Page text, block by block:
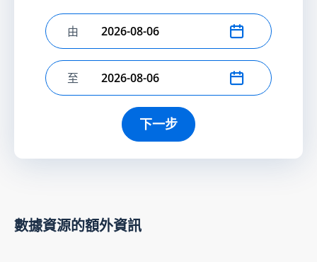
選擇開始日期
由
選擇結束日期
至
下一步
數據資源的額外資訊